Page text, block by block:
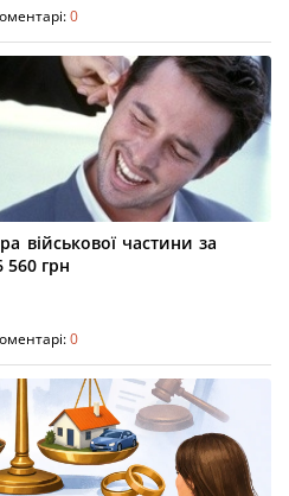
0
військової частини за
560 грн
0